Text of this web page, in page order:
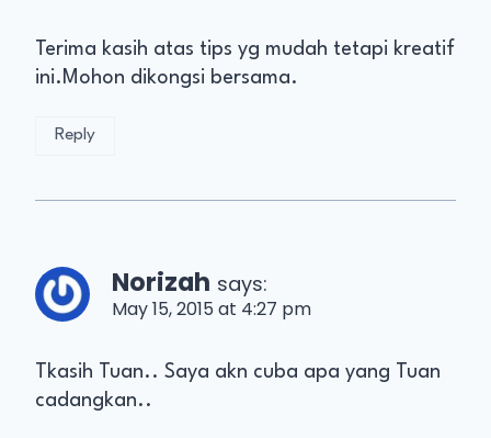
Terima kasih atas tips yg mudah tetapi kreatif
ini.Mohon dikongsi bersama.
Reply
Norizah says:
May 15, 2015 at 4:27 pm
Tkasih Tuan.. Saya akn cuba apa yang Tuan
cadangkan..